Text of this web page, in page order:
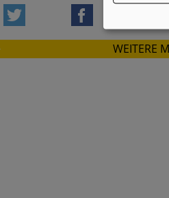
WEITERE